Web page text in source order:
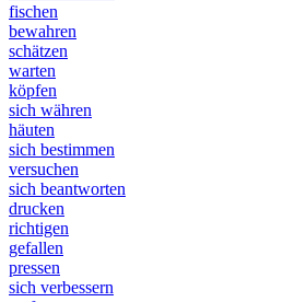
fischen
bewahren
schätzen
warten
köpfen
sich währen
häuten
sich bestimmen
versuchen
sich beantworten
drucken
richtigen
gefallen
pressen
sich verbessern